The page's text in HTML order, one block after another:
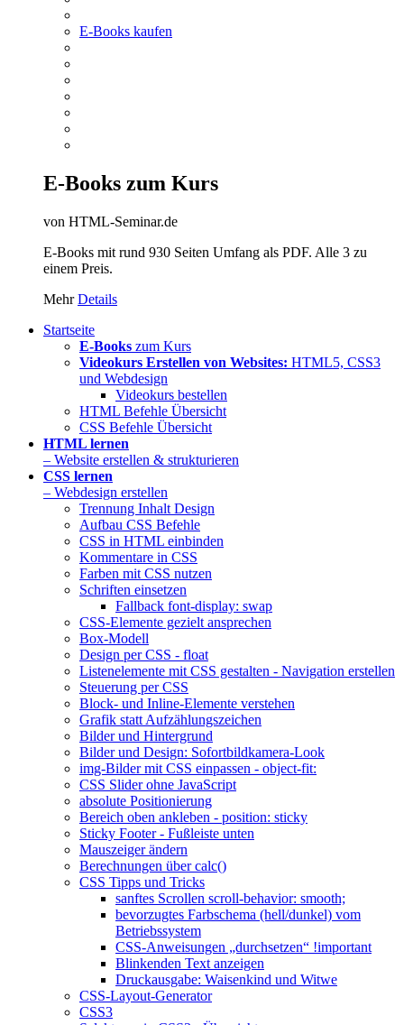
E-Books kaufen
E-Books zum Kurs
von HTML-Seminar.de
E-Books mit rund 930 Seiten Umfang als PDF. Alle 3 zu
einem Preis.
MehrDetails
Startseite
E-Books zum Kurs
Videokurs Erstellen von Websites: HTML5, CSS3
und Webdesign
Videokurs bestellen
HTML Befehle Übersicht
CSS Befehle Übersicht
HTML lernen
– Website erstellen & strukturieren
CSS lernen
– Webdesign erstellen
Trennung Inhalt Design
Aufbau CSS Befehle
CSS in HTML einbinden
Kommentare in CSS
Farben mit CSS nutzen
Schriften einsetzen
Fallback font-display: swap
CSS-Elemente gezielt ansprechen
Box-Modell
Design per CSS - float
Listenelemente mit CSS gestalten - Navigation erstellen
Steuerung per CSS
Block- und Inline-Elemente verstehen
Grafik statt Aufzählungszeichen
Bilder und Hintergrund
Bilder und Design: Sofortbildkamera-Look
img-Bilder mit CSS einpassen - object-fit:
CSS Slider ohne JavaScript
absolute Positionierung
Bereich oben ankleben - position: sticky
Sticky Footer - Fußleiste unten
Mauszeiger ändern
Berechnungen über calc()
CSS Tipps und Tricks
sanftes Scrollen scroll-behavior: smooth;
bevorzugtes Farbschema (hell/dunkel) vom
Betriebssystem
CSS-Anweisungen „durchsetzen“ !important
Blinkenden Text anzeigen
Druckausgabe: Waisenkind und Witwe
CSS-Layout-Generator
CSS3